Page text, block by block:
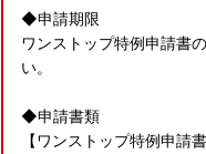
◆申請期限
ワンストップ特例申請書
い。
◆申請書類
【ワンストップ特例申請